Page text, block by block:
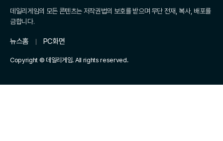
데일리게임의 모든 콘텐츠는 저작권법의 보호를 받으며 무단 전재, 복사, 배포를
금합니다.
뉴스홈 PC화면
Copyright © 데일리게임. All rights reserved.